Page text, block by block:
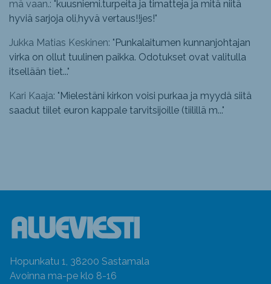
mä vaan.: "kuusniemi.turpeita ja timatteja ja mitä niitä
hyviä sarjoja oli,hyvä vertaus!!jes!"
Jukka Matias Keskinen: " Punkalaitumen kunnanjohtajan
virka on ollut tuulinen paikka. Odotukset ovat valitulla
itsellään tiet..."
Kari Kaaja: " Mielestäni kirkon voisi purkaa ja myydä siitä
saadut tiilet euron kappale tarvitsijoille (tiilillä m..."
Hopunkatu 1, 38200 Sastamala
Avoinna ma-pe klo 8-16